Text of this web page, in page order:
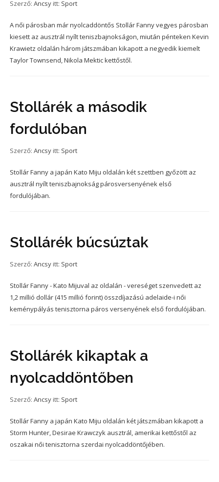
Szerző: Ancsy itt: Sport
A női párosban már nyolcaddöntős Stollár Fanny vegyes párosban
kiesett az ausztrál nyílt teniszbajnokságon, miután pénteken Kevin
Krawietz oldalán három játszmában kikapott a negyedik kiemelt
Taylor Townsend, Nikola Mektic kettőstől.
Stollárék a második
fordulóban
Szerző: Ancsy itt: Sport
Stollár Fanny a japán Kato Miju oldalán két szettben győzött az
ausztrál nyílt teniszbajnokság párosversenyének első
fordulójában.
Stollárék búcsúztak
Szerző: Ancsy itt: Sport
Stollár Fanny - Kato Mijuval az oldalán - vereséget szenvedett az
1,2 millió dollár (415 millió forint) összdíjazású adelaide-i női
keménypályás tenisztorna páros versenyének első fordulójában.
Stollárék kikaptak a
nyolcaddöntőben
Szerző: Ancsy itt: Sport
Stollár Fanny a japán Kato Miju oldalán két játszmában kikapott a
Storm Hunter, Desirae Krawczyk ausztrál, amerikai kettőstől az
oszakai női tenisztorna szerdai nyolcaddöntőjében.